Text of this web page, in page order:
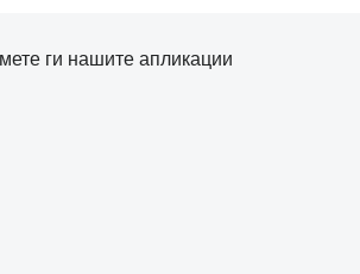
ги нашите апликации